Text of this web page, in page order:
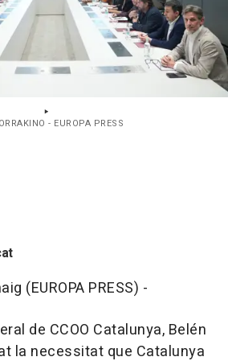
- EUROPA PRESS
(EUROPA PRESS) -
de CCOO Catalunya, Belén
la necessitat que Catalunya